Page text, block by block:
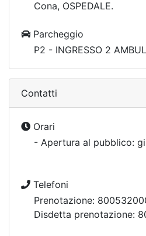
Cona, OSPEDALE.
Parcheggio
P2 - INGRESSO 2
Contatti
Orari
- Apertura al pubblico:
Telefoni
Prenotazione:
Disdetta prenotazione: